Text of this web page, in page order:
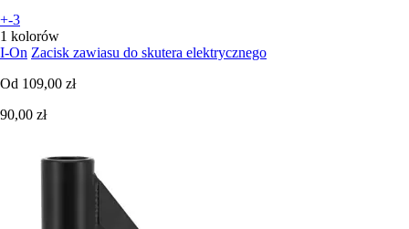
+-3
1 kolorów
I-On Zacisk zawiasu do skutera elektrycznego
Od 109,00 zł
90,00 zł